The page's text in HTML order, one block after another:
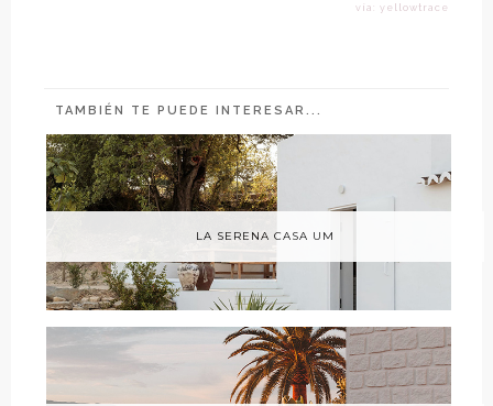
vía: yellowtrace
TAMBIÉN TE PUEDE INTERESAR...
LA SERENA CASA UM